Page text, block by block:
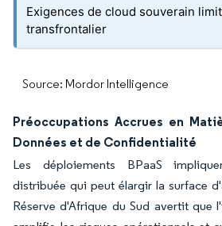
Exigences de cloud souverain
transfrontalier
Source: Mordor Intelligence
Préoccupations Accrues en
Données et de Confidentialité
Les déploiements BPaaS
distribuée qui peut élargir la surface
Réserve d'Afrique du Sud avertit que